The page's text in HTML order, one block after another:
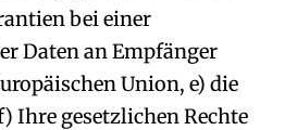
bei einer
Daten an Empfänger
Union, e) die
Ihre gesetzlichen Rechte